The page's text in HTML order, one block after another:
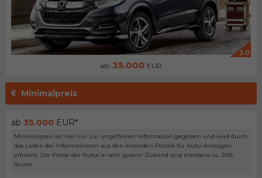
3.0
ab: 35.000 EUR
Minimalpreis
ab 35.000 EUR*
Minimalpreis ist hier nur zur ungefähren Information gegeben und wird durch
das Laden der Informationen aus den leitenden Portals für Auto-Anzeigen
erfrischt. Die Preise der Autos in sehr gutem Zustand sind meistens ca. 20%
teurer.